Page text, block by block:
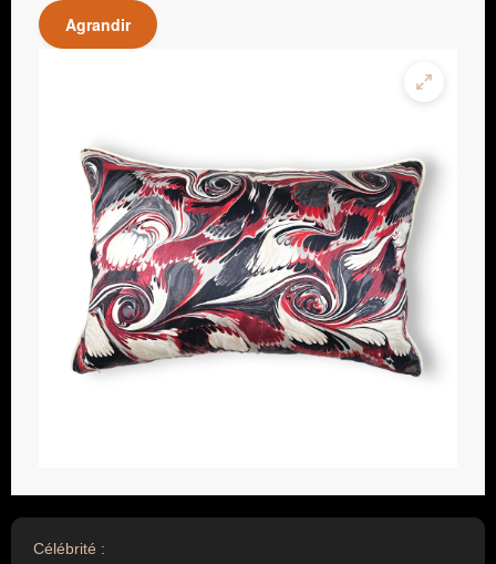
Agrandir
Célébrité :